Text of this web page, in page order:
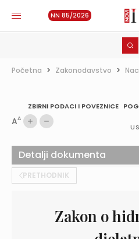
NN 85/2026
Početna > Zakonodavstvo >
ZBIRNI PODACI I POVEZNICE
AA
PRETHODNIK
Zakon o
Detalji dokumenta